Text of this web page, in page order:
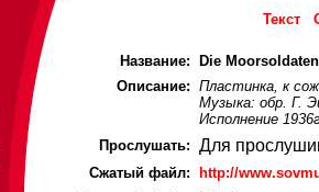
Текст
Название:
Die
Описание: Пластинка, к
Музыка: обр. Г.
Исполнение
Прослушать: Для
Cжатый файл:
http://